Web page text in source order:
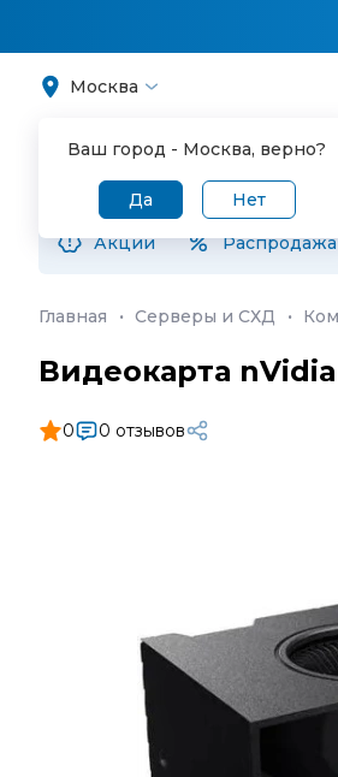
Москва
Ваш город - Москва, верно?
Да Нет
Акции Распродажа
Главная · Серверы и СХД ·
Видеокарта
0 0 отзывов